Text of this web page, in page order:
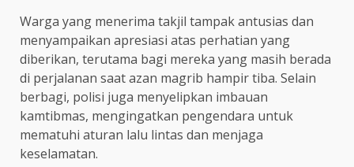
Warga yang menerima takjil tampak antusias dan
menyampaikan apresiasi atas perhatian yang
diberikan, terutama bagi mereka yang masih berada
di perjalanan saat azan magrib hampir tiba. Selain
berbagi, polisi juga menyelipkan imbauan
kamtibmas, mengingatkan pengendara untuk
mematuhi aturan lalu lintas dan menjaga
keselamatan.